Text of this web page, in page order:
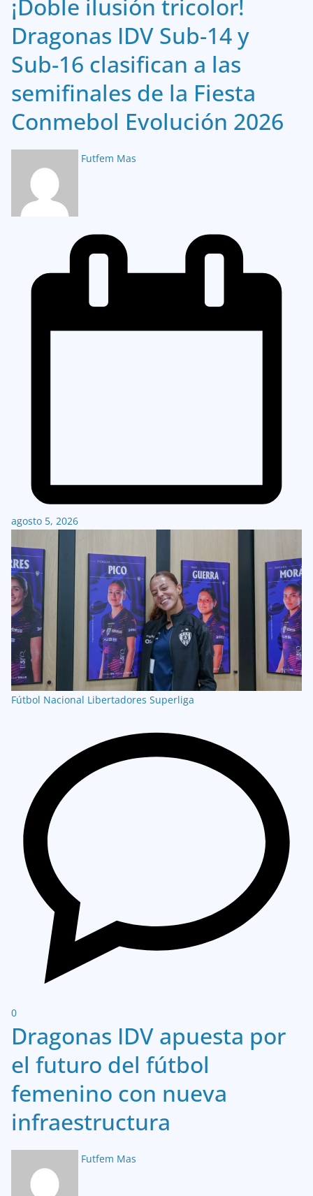
¡Doble ilusión tricolor!
Dragonas IDV Sub-14 y
Sub-16 clasifican a las
semifinales de la Fiesta
Conmebol Evolución 2026
Futfem Mas
agosto 5, 2026
Fútbol Nacional Libertadores Superliga
0
Dragonas IDV apuesta por
el futuro del fútbol
femenino con nueva
infraestructura
Futfem Mas